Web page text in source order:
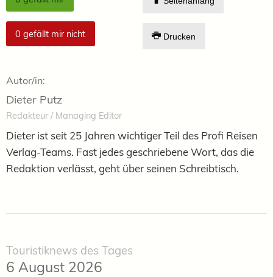
0 gefällt mir nicht Drucken
Autor/in:
Dieter Putz
Redakteur / Managing Editor
Dieter ist seit 25 Jahren wichtiger Teil des Profi Reisen
Verlag-Teams. Fast jedes geschriebene Wort, das die
Redaktion verlässt, geht über seinen Schreibtisch.
Touristiknews des Tages
6 August 2026